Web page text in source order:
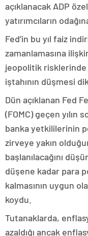
açıklanacak ADP
yatırımcıların
Fed’in bu yıl faiz
zamanlamasına
jeopolitik risklerinde
iştahının düşmesi
Dün açıklanan Fed
(FOMC) geçen yılın
banka yetkililerinin
zirveye yakın
başlanılacağını
düşene kadar para
kalmasının uygun
koydu.
Tutanaklarda,
azaldığı ancak